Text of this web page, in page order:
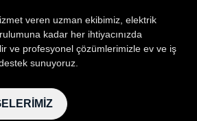
veren uzman ekibimiz, elektrik
kadar her ihtiyacınızda
ve profesyonel çözümlerimizle ev ve iş
sunuyoruz.